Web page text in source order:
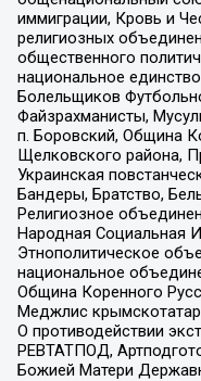
иммиграции, Кровь и
религиозных
общественного
национальное
Болельщиков
Файзрахманисты,
п. Боровский, Община
Щелковского района,
Украинская
Бандеры, Братство,
Религиозное
Народная Социальная
Этнополитическое
национальное
Община Коренного
Меджлис
О противодействии
РЕВТАТПОД,
Божией Матери